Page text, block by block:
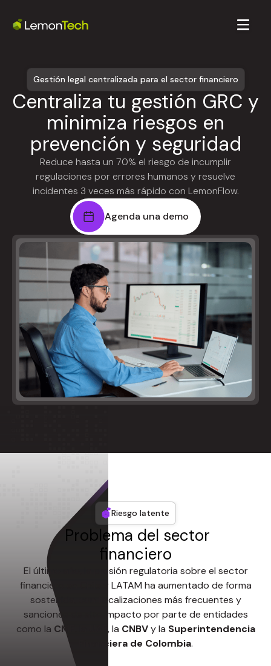
Gestión legal centralizada para el sector financiero
Centraliza tu gestión GRC y
minimiza riesgos en
prevención y seguridad
Reduce hasta un 70% el riesgo de incumplir
regulaciones por errores humanos y resuelve
incidentes 3 veces más rápido con LemonFlow.
Agenda una demo
Riesgo latente
Problema del sector
financiero
El último año, la presión regulatoria sobre el sector
financiero en Chile y LATAM ha aumentado de forma
sostenida, con fiscalizaciones más frecuentes y
sanciones de alto impacto por parte de entidades
como la CMF , la CNBVy la Superintendencia
Financiera de Colombia.